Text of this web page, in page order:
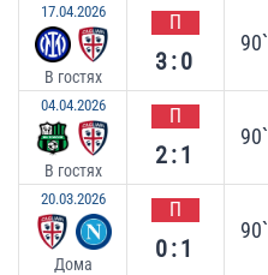
17.04.2026
В гостях
П
3:0
90`
04.04.2026
В гостях
П
2:1
90`
20.03.2026
Дома
П
0:1
90`